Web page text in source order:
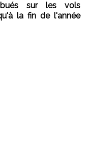
sur les vols
la fin de l'année